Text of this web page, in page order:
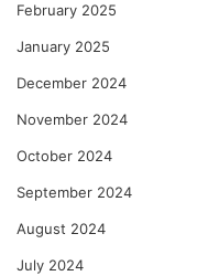
February 2025
January 2025
December 2024
November 2024
October 2024
September 2024
August 2024
July 2024